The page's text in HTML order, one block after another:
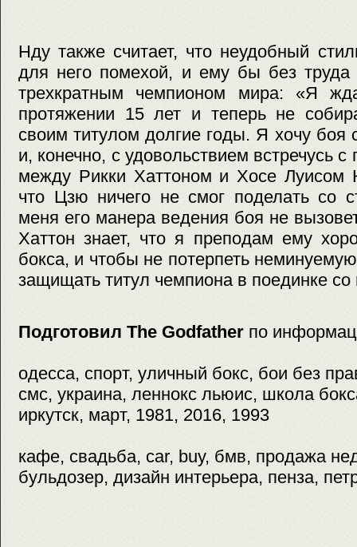
Нду также считает, что неудобный
для него помехой, и ему бы без труда
трехкратным чемпионом мира: «Я
протяжении 15 лет и теперь не
своим титулом долгие годы. Я хочу боя
и, конечно, с удовольствием встречусь
между Рикки Хаттоном и Хосе Луисом
что Цзю ничего не смог поделать со
меня его манера ведения боя не
Хаттон знает, что я преподам ему
бокса, и чтобы не потерпеть
защищать титул чемпиона в поединке со
Подготовил The Godfather по
одесса, спорт, уличный бокс, бои без
смс, украина, леннокс льюис, школа
иркутск, март, 1981, 2016, 1993
кафе, свадьба, car, buy, бмв, продажа
бульдозер, дизайн интерьера, пенза,